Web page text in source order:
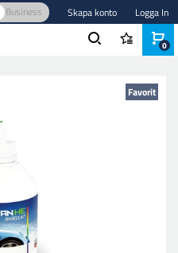
Business Skapa konto Logga In
Favorit
0